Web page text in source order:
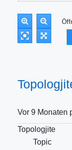
Vor 9 Monaten
Topologjite
Topic